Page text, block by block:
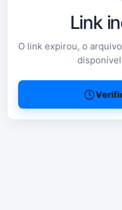
Link
O link expirou, o